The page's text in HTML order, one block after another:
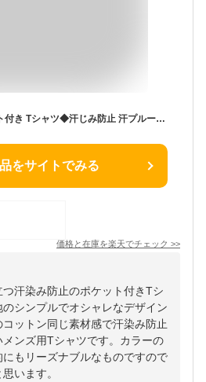
汗染み防止 メンズ ポケット付き Tシャツ◆汗じみ防止 汗プルーフポケット付きTシャツ◆無地 染みない 汗かき 脇 背中 撥水 ビッグシルエット オーバーサイズ ゆったり おしゃれ クルーネック ティーシャツ 半袖 インナー トップス 春 春服 夏 夏服白tシャツ【先行予約1186】
をサイトでみる
価格と在庫を楽天でチェック >>
汗染み防止のポケット付きTシ
シンプルでオシャレなデザイン
ットン同じ素材感で汗染み防止
ンズ用Tシャツです。カラーの
もリーズナブルなものですので
います。